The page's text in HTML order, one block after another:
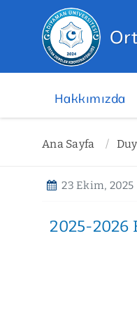
Hakkımızda
Ana Sayfa
23 Ekim, 2025
2025-2026